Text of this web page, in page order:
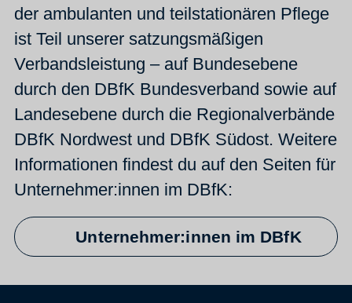
der ambulanten und teilstationären Pflege
ist Teil unserer satzungsmäßigen
Verbandsleistung – auf Bundesebene
durch den DBfK Bundesverband sowie auf
Landesebene durch die Regionalverbände
DBfK Nordwest und DBfK Südost. Weitere
Informationen findest du auf den Seiten für
Unternehmer:innen im DBfK:
Unternehmer:innen im DBfK